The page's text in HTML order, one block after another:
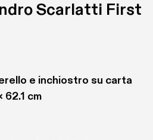
Scarlatti First
e inchiostro su carta
62.1 cm